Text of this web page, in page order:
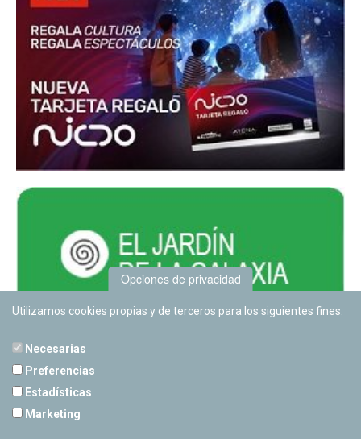
Opciones de privacidad
Utilizamos cookies propias y de terceros para los siguientes fines:
Necesarias
Preferencias
Estadísticas
Marketing